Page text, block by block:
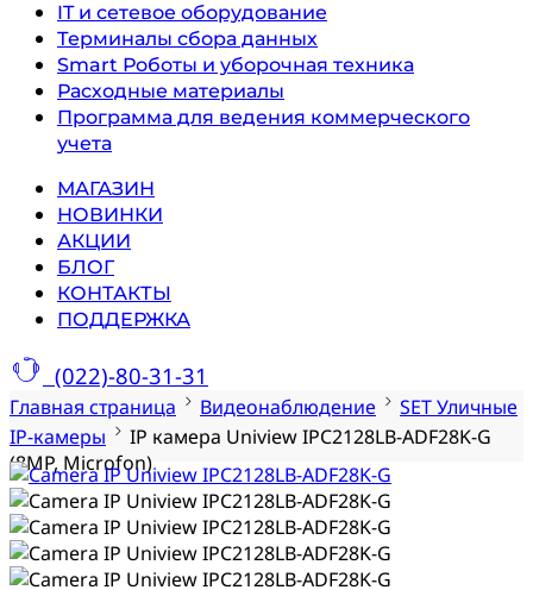
IT и сетевое оборудование
Терминалы сбора данных
Smart Роботы и уборочная техника
Расходные материалы
Программа для ведения коммерческого
учета
МАГАЗИН
НОВИНКИ
АКЦИИ
БЛОГ
КОНТАКТЫ
ПОДДЕРЖКА
(022)-80-31-31
Главная страница Видеонаблюдение
SET Уличные
IP-камеры
IP камера Uniview IPC2128LB-ADF28K-G
(8MP, Microfon)